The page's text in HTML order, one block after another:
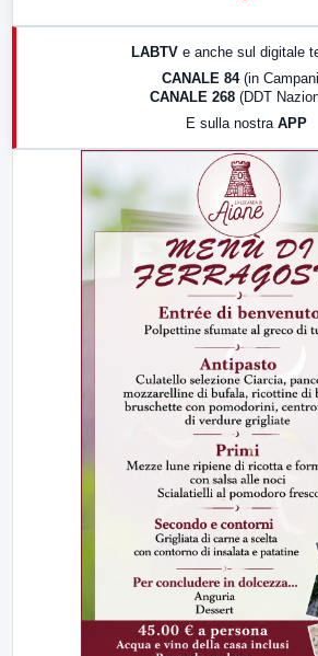
17:00
LABTV e anche sul digitale
CANALE 84 (in
CANALE 268 (DDT
E sulla nostra APP